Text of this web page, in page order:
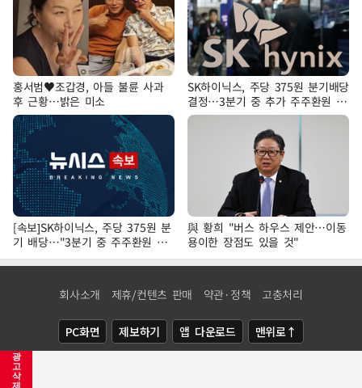
광
고
삭
제
홍서범♥조갑경, 아들 불륜 사과
후 근황…밝은 미소
SK하이닉스, 주당 375원 분기배당
결정…3분기 중 추가 주주환원 발
표
[속보]SK하이닉스, 주당 375원 분
기 배당…"3분기 중 주주환원 방
안 확정"
與 황희 "버스 하우스 제안…이동
용이한 장점도 있을 것"
회사소개 제휴/컨텐츠 판매 약관·정책 고충처리
PC화면 제보하기 앱 다운로드 맨위로↑